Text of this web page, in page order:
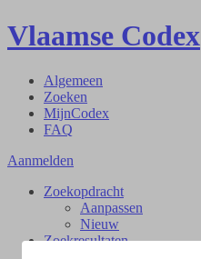
Vlaamse Codex
Algemeen
Zoeken
MijnCodex
FAQ
Aanmelden
Zoekopdracht
Aanpassen
Nieuw
Zoekresultaten